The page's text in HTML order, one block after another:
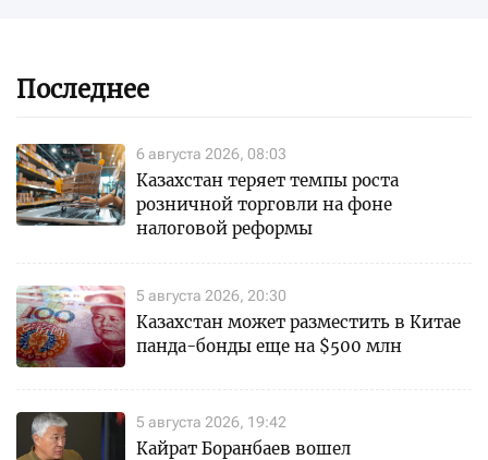
Последнее
6 августа 2026, 08:03
Казахстан теряет темпы роста
розничной торговли на фоне
налоговой реформы
5 августа 2026, 20:30
Казахстан может разместить в Китае
панда-бонды еще на $500 млн
5 августа 2026, 19:42
Кайрат Боранбаев вошел